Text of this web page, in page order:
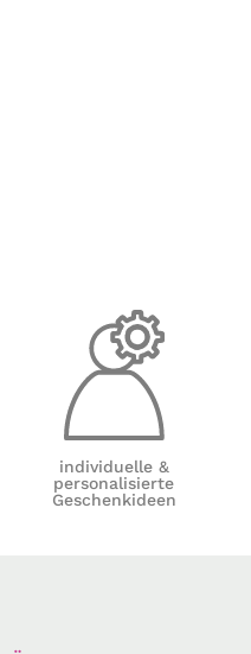
individuelle &
personalisierte
Geschenkideen